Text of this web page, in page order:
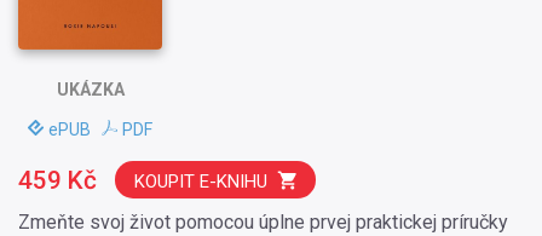
UKÁZKA
ePUB PDF
Zmeňte svoj život pomocou úplne prvej praktickej príručky
459 Kč KOUPIT E-KNIHU